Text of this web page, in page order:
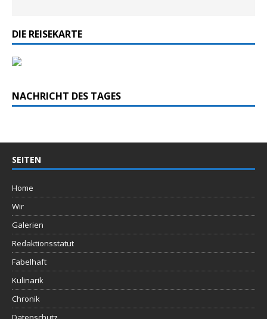
DIE REISEKARTE
NACHRICHT DES TAGES
SEITEN
Home
Wir
Galerien
Redaktionsstatut
Fabelhaft
Kulinarik
Chronik